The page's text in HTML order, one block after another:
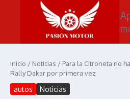
Saltar al contenido
Inicio / Noticias / Para la Citroneta no
Rally Dakar por primera vez
autos Noticias